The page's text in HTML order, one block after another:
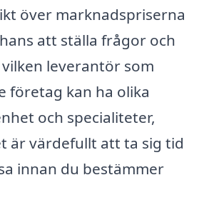
över marknadspriserna
att ställa frågor och
leverantör som
företag kan ha olika
och specialiteter,
är värdefullt att ta sig tid
innan du bestämmer